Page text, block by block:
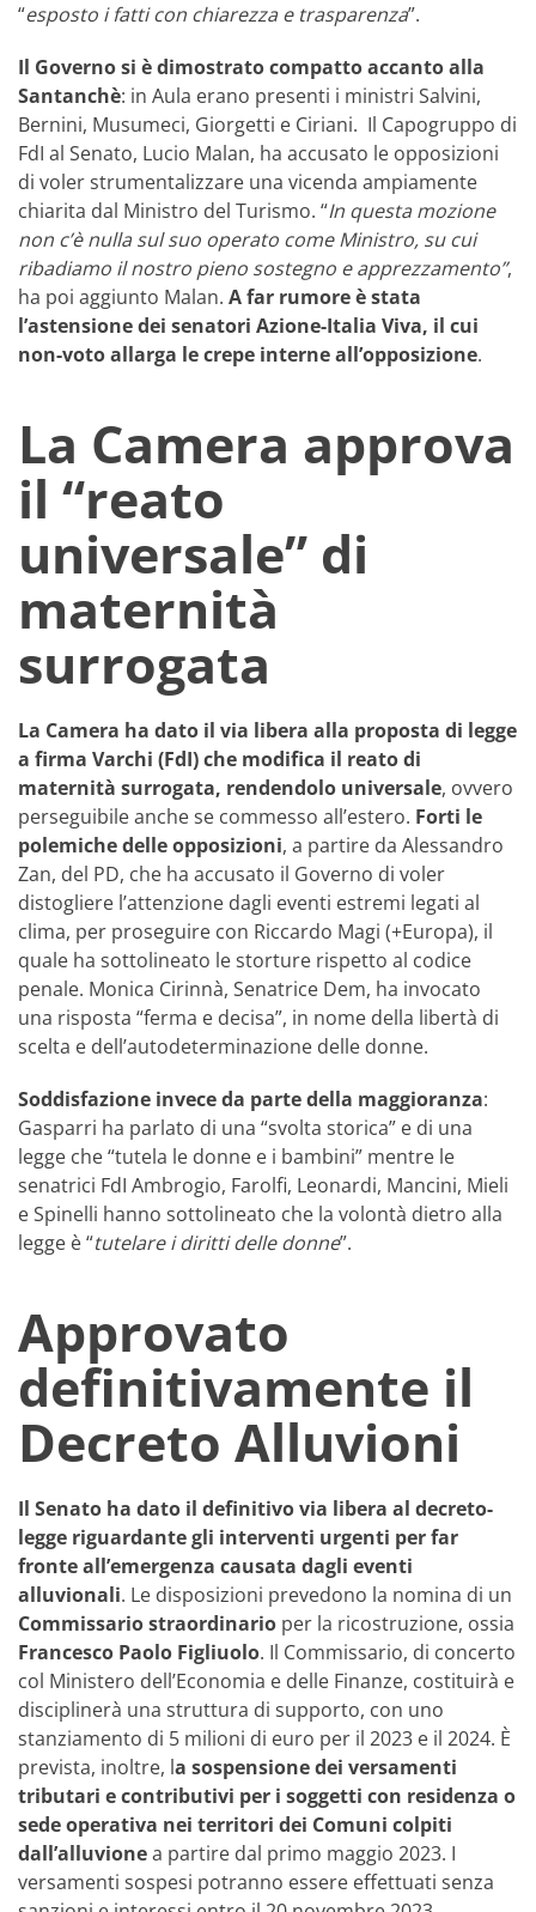
“esposto i fatti con chiarezza e trasparenza”.
Il Governo si è dimostrato compatto accanto alla
Santanchè: in Aula erano presenti i ministri Salvini,
Bernini, Musumeci, Giorgetti e Ciriani. Il Capogruppo di
FdI al Senato, Lucio Malan, ha accusato le opposizioni
di voler strumentalizzare una vicenda ampiamente
chiarita dal Ministro del Turismo. “In questa mozione
non c’è nulla sul suo operato come Ministro, su cui
ribadiamo il nostro pieno sostegno e apprezzamento”,
ha poi aggiunto Malan. A far rumore è stata
l’astensione dei senatori Azione-Italia Viva, il cui
non-voto allarga le crepe interne all’opposizione.
La Camera approva
il “reato
universale” di
maternità
surrogata
La Camera ha dato il via libera alla proposta di legge
a firma Varchi (FdI) che modifica il reato di
maternità surrogata, rendendolo universale, ovvero
perseguibile anche se commesso all’estero. Forti le
polemiche delle opposizioni, a partire da Alessandro
Zan, del PD, che ha accusato il Governo di voler
distogliere l’attenzione dagli eventi estremi legati al
clima, per proseguire con Riccardo Magi (+Europa), il
quale ha sottolineato le storture rispetto al codice
penale. Monica Cirinnà, Senatrice Dem, ha invocato
una risposta “ferma e decisa”, in nome della libertà di
scelta e dell’autodeterminazione delle donne.
Soddisfazione invece da parte della maggioranza:
Gasparri ha parlato di una “svolta storica” e di una
legge che “tutela le donne e i bambini” mentre le
senatrici FdI Ambrogio, Farolfi, Leonardi, Mancini, Mieli
e Spinelli hanno sottolineato che la volontà dietro alla
legge è “tutelare i diritti delle donne”.
Approvato
definitivamente il
Decreto Alluvioni
Il Senato ha dato il definitivo via libera al decreto-
legge riguardante gli interventi urgenti per far
fronte all’emergenza causata dagli eventi
alluvionali. Le disposizioni prevedono la nomina di un
Commissario straordinario per la ricostruzione, ossia
Francesco Paolo Figliuolo. Il Commissario, di concerto
col Ministero dell’Economia e delle Finanze, costituirà e
disciplinerà una struttura di supporto, con uno
stanziamento di 5 milioni di euro per il 2023 e il 2024. È
prevista, inoltre, la sospensione dei versamenti
tributari e contributivi per i soggetti con residenza o
sede operativa nei territori dei Comuni colpiti
dall’alluvionea partire dal primo maggio 2023. I
versamenti sospesi potranno essere effettuati senza